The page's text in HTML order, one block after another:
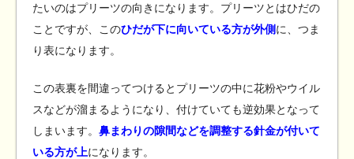
たいのはプリーツの向きになります。プリーツとはひだの
ことですが、このひだが下に向いている方が外側に、つま
り表になります。
この表裏を間違ってつけるとプリーツの中に花粉やウイル
スなどが溜まるようになり、付けていても逆効果となって
しまいます。 鼻まわりの隙間などを調整する針金が付いて
いる方が上になります。